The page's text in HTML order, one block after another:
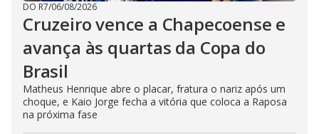
DO R7/06/08/2026
Cruzeiro vence a Chapecoense e
avança às quartas da Copa do
Brasil
Matheus Henrique abre o placar, fratura o nariz após um
choque, e Kaio Jorge fecha a vitória que coloca a Raposa
na próxima fase